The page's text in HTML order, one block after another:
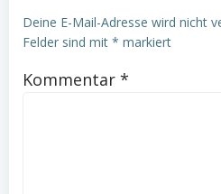
Deine E-Mail-Adresse wird nicht
Felder sind mit * markiert
Kommentar *